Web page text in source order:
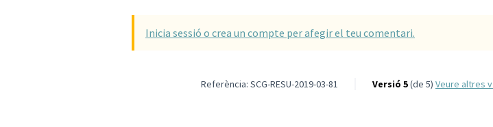
Inicia sessió o crea un compte per afegir el teu comentari.
Referència: SCG-RESU-2019-03-81 Versió 5(de 5) veure altres